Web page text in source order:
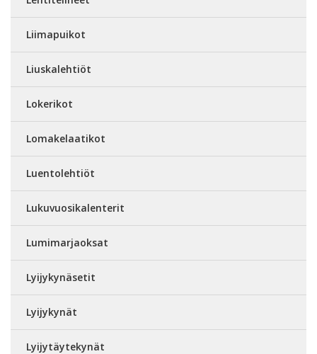
Liimapuikot
Liuskalehtiöt
Lokerikot
Lomakelaatikot
Luentolehtiöt
Lukuvuosikalenterit
Lumimarjaoksat
Lyijykynäsetit
Lyijykynät
Lyijytäytekynät